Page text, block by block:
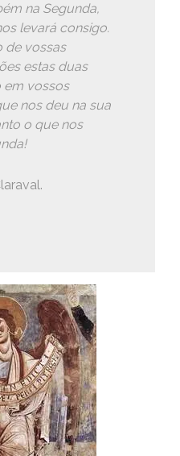
na Segunda,
levará consigo.
de vossas
estas duas
em vossos
nos deu na sua
o que nos